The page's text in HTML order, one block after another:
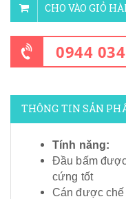
CHO VÀO GIỎ
0944
THÔNG TIN SẢN
Tính năng:
Đầu bấm
cứng tốt
Cán được chế